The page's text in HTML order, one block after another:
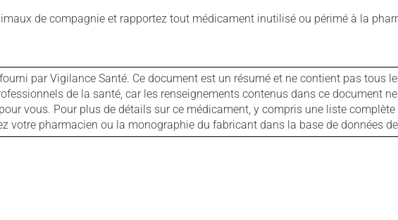
de compagnie et rapportez tout médicament inutilisé ou périmé à la
par Vigilance Santé. Ce document est un résumé et ne contient pas tous
de la santé, car les renseignements contenus dans ce document
vous. Pour plus de détails sur ce médicament, y compris une liste
votre pharmacien ou la monographie du fabricant dans la base de données